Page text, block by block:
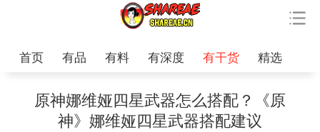
首页 有品 有料 有深度 有干货 精选
原神娜维娅四星武器怎么搭配？《原
神》娜维娅四星武器搭配建议